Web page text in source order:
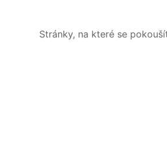
Stránky, na které se